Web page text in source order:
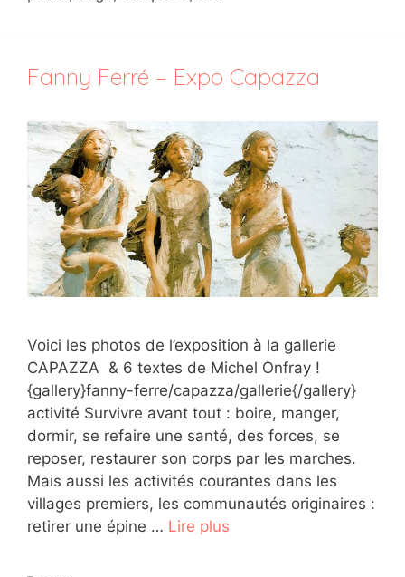
Fanny Ferré – Expo Capazza
Voici les photos de l’exposition à la gallerie
CAPAZZA & 6 textes de Michel Onfray !
{gallery}fanny-ferre/capazza/gallerie{/gallery}
activité Survivre avant tout : boire, manger,
dormir, se refaire une santé, des forces, se
reposer, restaurer son corps par les marches.
Mais aussi les activités courantes dans les
villages premiers, les communautés originaires :
retirer une épine … Lire plus